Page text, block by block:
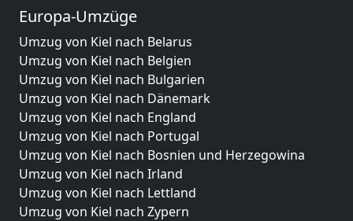
Europa-Umzüge
Umzug von Kiel nach Belarus
Umzug von Kiel nach Belgien
Umzug von Kiel nach Bulgarien
Umzug von Kiel nach Dänemark
Umzug von Kiel nach England
Umzug von Kiel nach Portugal
Umzug von Kiel nach Bosnien und Herzegowina
Umzug von Kiel nach Irland
Umzug von Kiel nach Lettland
Umzug von Kiel nach Zypern